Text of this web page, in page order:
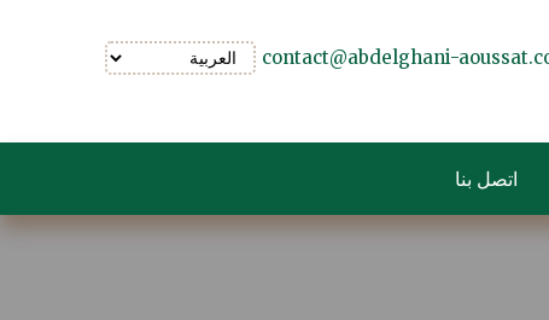
contact@abdelghani-
اتصل بنا